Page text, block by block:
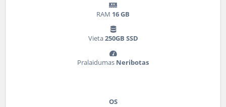
RAM 16 GB
Vieta250GB SSD
Pralaidumas Neribotas
OS